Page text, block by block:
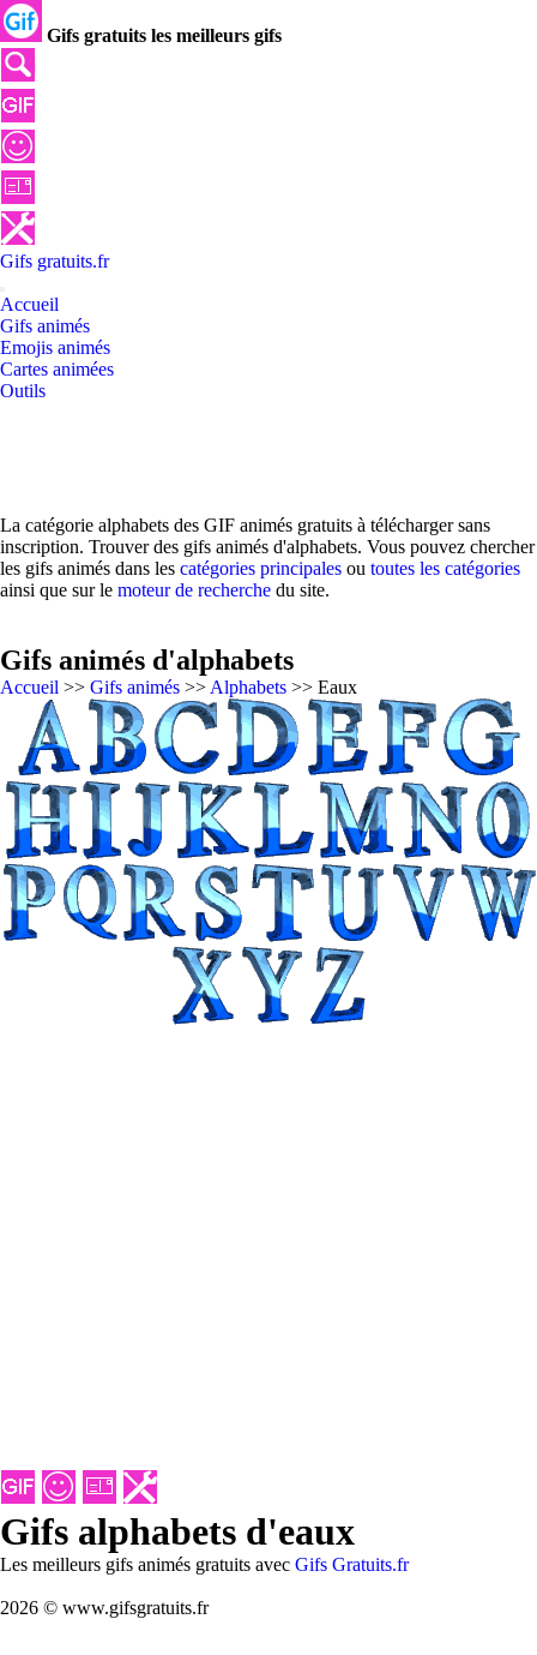
Gifs gratuits les meilleurs gifs
Gifs gratuits.fr
Accueil
Gifs animés
Emojis animés
Cartes animées
Outils
La catégorie alphabets des GIF animés gratuits à télécharger sans
inscription. Trouver des gifs animés d'alphabets. Vous pouvez chercher
les gifs animés dans les catégories principales ou toutes les catégories
ainsi que sur le moteur de recherche du site.
Gifs animés d'alphabets
Accueil >> Gifs animés >> Alphabets >> Eaux
Gifs alphabets d'eaux
Les meilleurs gifs animés gratuits avec Gifs Gratuits.fr
2026 © www.gifsgratuits.fr